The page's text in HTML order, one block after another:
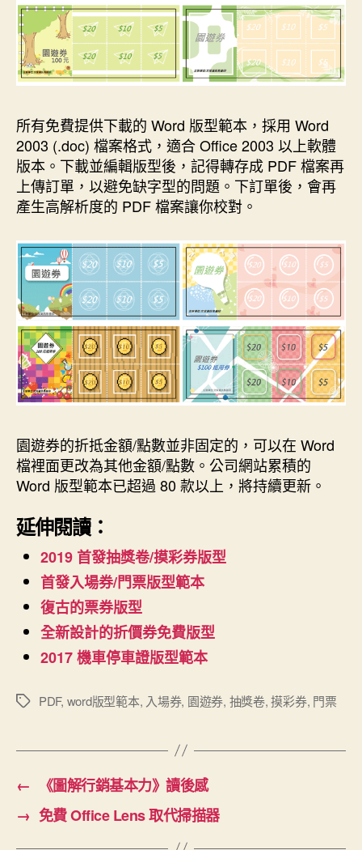
所有免費提供下載的 Word 版型範本，採用 Word
2003 (.doc) 檔案格式，適合 Office 2003 以上軟體
版本。下載並編輯版型後，記得轉存成 PDF 檔案再
上傳訂單，以避免缺字型的問題。下訂單後，會再
產生高解析度的 PDF 檔案讓你校對。
園遊券的折抵金額/點數並非固定的，可以在 Word
檔裡面更改為其他金額/點數。公司網站累積的
Word 版型範本已超過 80 款以上，將持續更新。
延伸閱讀：
2019 首發抽獎卷/摸彩券版型
首發入場券/門票版型範本
復古的票券版型
全新設計的折價券免費版型
2017 機車停車證版型範本
標
PDF, word版型範本, 入場券, 園遊券, 抽獎卷,摸彩券, 門票
←
《圖解行銷基本力》讀後感
→ 免費 Office Lens 取代掃描器